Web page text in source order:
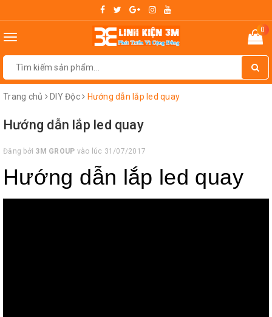
Toggle
0
Trang chủ DIY Độc Hướng dẫn lắp led quay
Hướng dẫn lắp led quay
Đăng bởi 3M GROUP vào lúc 31/07/2017
Hướng dẫn lắp led quay